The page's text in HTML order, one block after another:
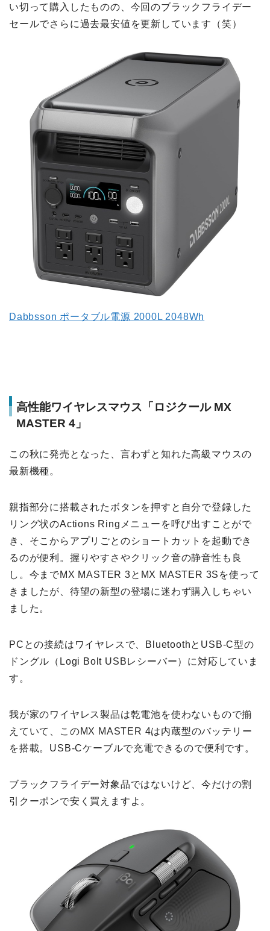
い切って購入したものの、今回のブラックフライデー
セールでさらに過去最安値を更新しています（笑）
Dabbsson ポータブル電源 2000L 2048Wh
高性能ワイヤレスマウス「ロジクール MX
MASTER 4」
この秋に発売となった、言わずと知れた高級マウスの
最新機種。
親指部分に搭載されたボタンを押すと自分で登録した
リング状のActions Ringメニューを呼び出すことがで
き、そこからアプリごとのショートカットを起動でき
るのが便利。握りやすさやクリック音の静音性も良
し。今までMX MASTER 3とMX MASTER 3Sを使って
きましたが、待望の新型の登場に迷わず購入しちゃい
ました。
PCとの接続はワイヤレスで、BluetoothとUSB-C型の
ドングル（Logi Bolt USBレシーバー）に対応していま
す。
我が家のワイヤレス製品は乾電池を使わないもので揃
えていて、このMX MASTER 4は内蔵型のバッテリー
を搭載。USB-Cケーブルで充電できるので便利です。
ブラックフライデー対象品ではないけど、今だけの割
引クーポンで安く買えますよ。